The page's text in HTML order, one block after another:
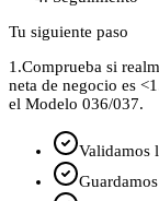
Tu siguiente paso
1.Comprueba si
neta de negocio es
el Modelo 036/037.
Validamos